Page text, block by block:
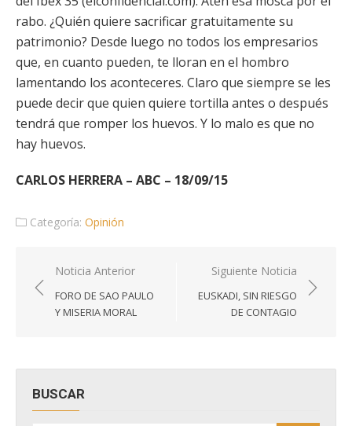
rabo. ¿Quién quiere sacrificar gratuitamente su
patrimonio? Desde luego no todos los empresarios
que, en cuanto pueden, te lloran en el hombro
lamentando los aconteceres. Claro que siempre se les
puede decir que quien quiere tortilla antes o después
tendrá que romper los huevos. Y lo malo es que no
hay huevos.
CARLOS HERRERA – ABC – 18/09/15
Categoría: Opinión
Navegación
de
entradas
Noticia Anterior
FORO DE SAO PAULO
Y MISERIA MORAL
Siguiente Noticia
EUSKADI, SIN RIESGO
DE CONTAGIO
BUSCAR